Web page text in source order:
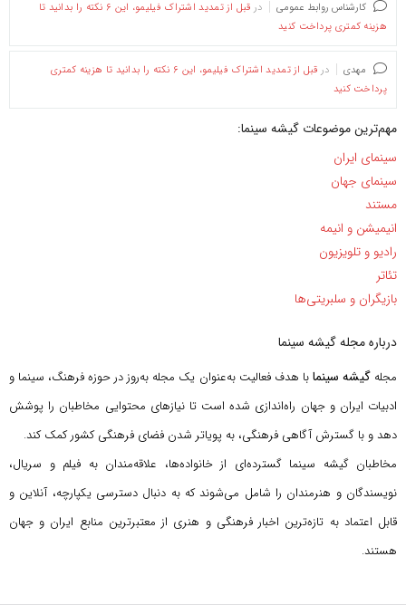
کارشناس روابط عمومی در
قبل از تمدید اشتراک فیلیمو، این ۶ نکته را بدانید تا
هزینه کمتری پرداخت کنید
مهدی در
قبل از تمدید اشتراک فیلیمو، این ۶ نکته را بدانید تا هزینه کمتری
پرداخت کنید
مهم‌ترین موضوعات گیشه سینما:
سینمای ایران
سینمای جهان
مستند
انیمیشن و انیمه
رادیو و تلویزیون
تئاتر
بازیگران و سلبریتی‌ها
درباره مجله گیشه سینما
مجلهگیشه سینمابا هدف فعالیت به‌عنوان یک مجله به‌روز در حوزه فرهنگ، سینما و
ادبیات ایران و جهان راه‌اندازی شده است تا نیازهای محتوایی مخاطبان را پوشش
دهد و با گسترش آگاهی فرهنگی، به پویاتر شدن فضای فرهنگی کشور کمک کند.
مخاطبان گیشه سینما گسترده‌ای از خانواده‌ها، علاقه‌مندان به فیلم و سریال،
نویسندگان و هنرمندان را شامل می‌شوند که به دنبال دسترسی یکپارچه، آنلاین و
قابل اعتماد به تازه‌ترین اخبار فرهنگی و هنری از معتبرترین منابع ایران و جهان
هستند.